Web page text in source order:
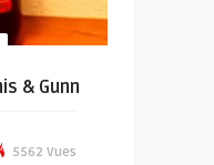
& Gunn
5562 Vues